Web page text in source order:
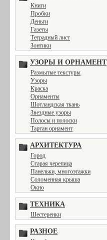
Книги
Пробки
Деньги
Газеты
Тетрадный лист
Зонтики
УЗОРЫ И ОРНАМЕНТ
Размытые текстуры
Узоры
Краска
Орнаменты
Шотландская ткань
Звездные узоры
Полосы и полоски
Тартан орнамент
АРХИТЕКТУРА
Город
Старая черепица
Панельки, многоэтажки
Соломенная крыша
Окно
ТЕХНИКА
Шестеренки
РАЗНОЕ